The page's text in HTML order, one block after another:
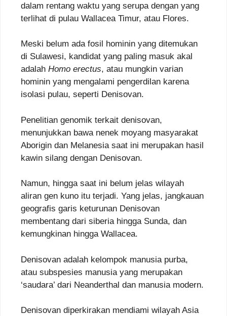
dalam rentang waktu yang serupa dengan yang
terlihat di pulau Wallacea Timur, atau Flores.
Meski belum ada fosil hominin yang ditemukan
di Sulawesi, kandidat yang paling masuk akal
adalah Homo erectus, atau mungkin varian
hominin yang mengalami pengerdilan karena
isolasi pulau, seperti Denisovan.
Penelitian genomik terkait denisovan,
menunjukkan bawa nenek moyang masyarakat
Aborigin dan Melanesia saat ini merupakan hasil
kawin silang dengan Denisovan.
Namun, hingga saat ini belum jelas wilayah
aliran gen kuno itu terjadi. Yang jelas, jangkauan
geografis garis keturunan Denisovan
membentang dari siberia hingga Sunda, dan
kemungkinan hingga Wallacea.
Denisovan adalah kelompok manusia purba,
atau subspesies manusia yang merupakan
‘saudara’ dari Neanderthal dan manusia modern.
Denisovan diperkirakan mendiami wilayah Asia